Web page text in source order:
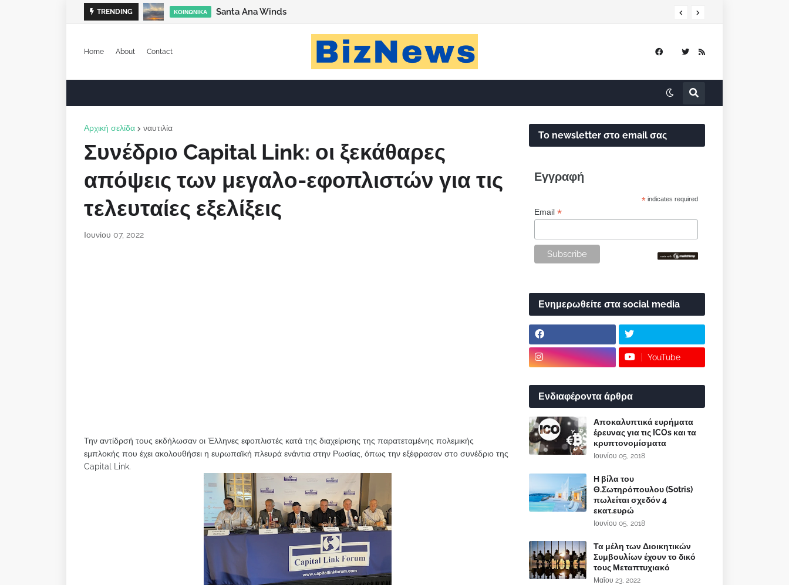
TRENDING ΚΟΙΝΩΝΙΚΆ Santa Ana Winds
Home About Contact
Αρχική σελίδα ναυτιλία
Συνέδριο Capital Link: οι ξεκάθαρες
απόψεις των μεγαλο-εφοπλιστών για τις
τελευταίες εξελίξεις
Ιουνίου 07, 2022
Την αντίδρσή τους εκδήλωσαν οι Έλληνες εφοπλιστές κατά της διαχείρισης της παρατεταμένης πολεμικής
εμπλοκής που έχει ακολουθήσει η ευρωπαϊκή πλευρά ενάντια στην Ρωσίας, όπως την εξέφρασαν στο συνέδριο της
Capital Link.
Το newsletter στο email σας
Εγγραφή
* indicates required
Email *
Ενημερωθείτε στα social media
YouTube
Ενδιαφέροντα άρθρα
Αποκαλυπτικά ευρήματα
έρευνας για τις ICOs και τα
κρυπτονομίσματα
Ιουνίου 05, 2018
Η βίλα του
Θ.Σωτηρόπουλου (Sotris)
πωλείται σχεδόν 4
εκατ.ευρώ
Ιουνίου 05, 2018
Τα μέλη των Διοικητικών
Συμβουλίων έχουν το δικό
τους Μεταπτυχιακό
Μαΐου 23, 2022